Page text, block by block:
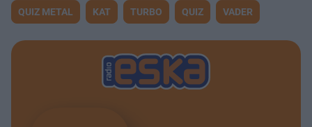
QUIZ METAL KAT TURBO QUIZ VADER